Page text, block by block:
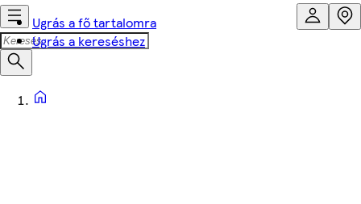
Ugrás a fő tartalomra
Ugrás a kereséshez